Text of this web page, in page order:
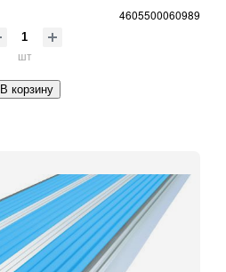
4605500060989
шт
В корзину